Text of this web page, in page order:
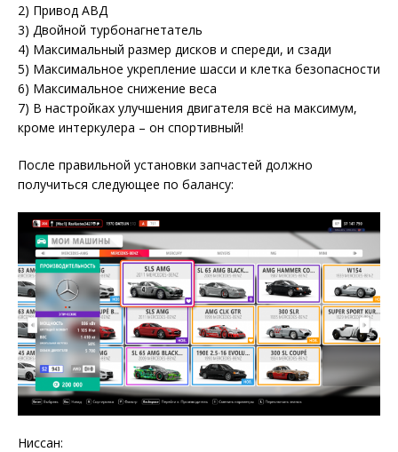
2) Привод АВД
3) Двойной турбонагнетатель
4) Максимальный размер дисков и спереди, и сзади
5) Максимальное укрепление шасси и клетка безопасности
6) Максимальное снижение веса
7) В настройках улучшения двигателя всё на максимум,
кроме интеркулера – он спортивный!
После правильной установки запчастей должно
получиться следующее по балансу:
Ниссан: